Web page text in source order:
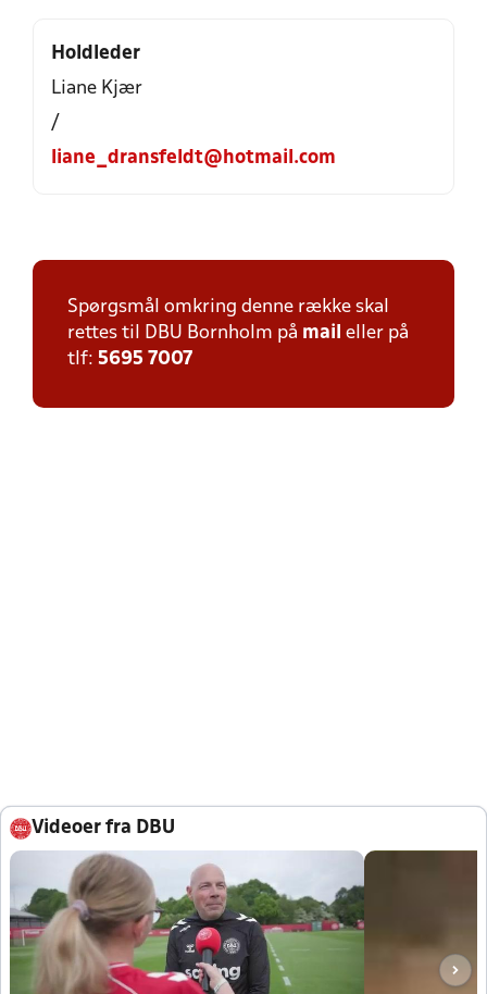
Holdleder
Liane Kjær
/
liane_dransfeldt@hotmail.com
Spørgsmål omkring denne række skal
rettes til DBU Bornholm på mail eller på
tlf: 5695 7007
Videoer fra DBU